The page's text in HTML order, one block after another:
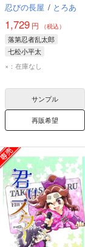
忍びの長屋 / とろあ
1,729 円 （税込）
落第忍者乱太郎
七松小平太
×：在庫なし
サンプル
再販希望